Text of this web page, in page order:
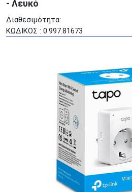
- Λευκό
Διαθεσιμότητα:
ΚΩΔΙΚΟΣ : 0.997.81673